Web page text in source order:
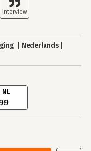
Nederlands
NL